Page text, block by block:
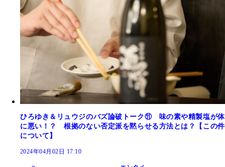
ひろゆき＆リュウジのバズ論破トーク⑪ 味の素や精製塩が体
に悪い！？ 根拠のない否定派を黙らせる方法とは？【この件
について】
2024年04月02日 17:10